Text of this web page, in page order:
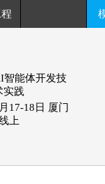
智能体开发技
实践
17-18日 厦门
上